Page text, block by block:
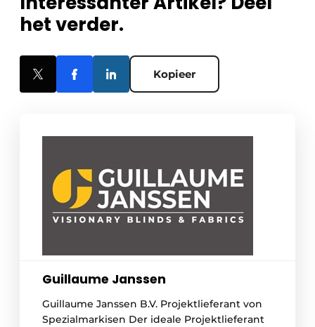
het verder.
Kopieer
Guillaume Janssen
Guillaume Janssen B.V. Projektlieferant von
Spezialmarkisen Der ideale Projektlieferant